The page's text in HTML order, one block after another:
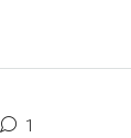
1